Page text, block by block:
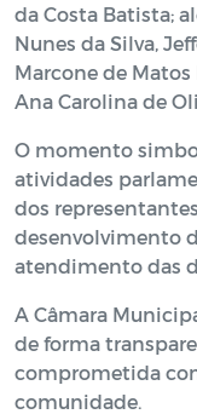
da Costa Batista;
Nunes da Silva,
Marcone de Matos
Ana Carolina de
O momento
atividades
dos
desenvolvimento
atendimento das
A Câmara
de forma
comprometida
comunidade.